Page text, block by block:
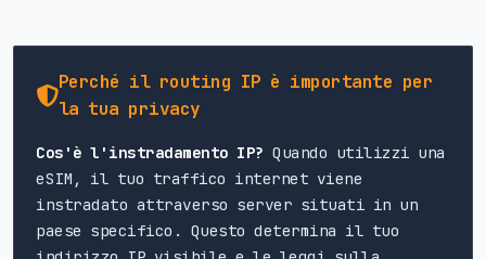
Perché il routing IP è importante per
la tua privacy
Cos'è l'instradamento IP? Quando utilizzi una
eSIM, il tuo traffico internet viene
instradato attraverso server situati in un
paese specifico. Questo determina il tuo